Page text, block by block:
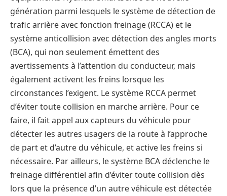
génération parmi lesquels le système de détection de
trafic arrière avec fonction freinage (RCCA) et le
système anticollision avec détection des angles morts
(BCA), qui non seulement émettent des
avertissements à l’attention du conducteur, mais
également activent les freins lorsque les
circonstances l’exigent. Le système RCCA permet
d’éviter toute collision en marche arrière. Pour ce
faire, il fait appel aux capteurs du véhicule pour
détecter les autres usagers de la route à l’approche
de part et d’autre du véhicule, et active les freins si
nécessaire. Par ailleurs, le système BCA déclenche le
freinage différentiel afin d’éviter toute collision dès
lors que la présence d’un autre véhicule est détectée